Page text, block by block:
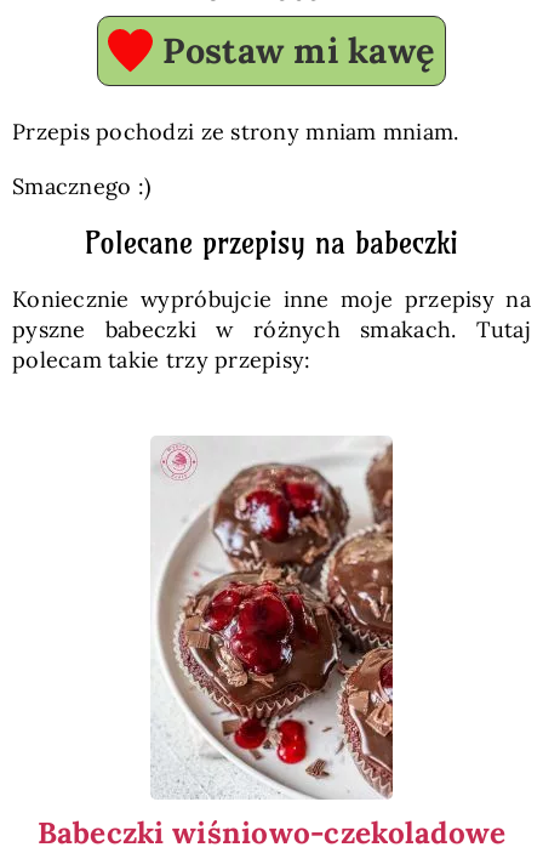
Postaw mi kawę
Przepis pochodzi ze strony mniam mniam.
Smacznego :)
Polecane przepisy na babeczki
Koniecznie wypróbujcie inne moje przepisy na
pyszne babeczki w różnych smakach. Tutaj
polecam takie trzy przepisy:
Babeczki wiśniowo-czekoladowe